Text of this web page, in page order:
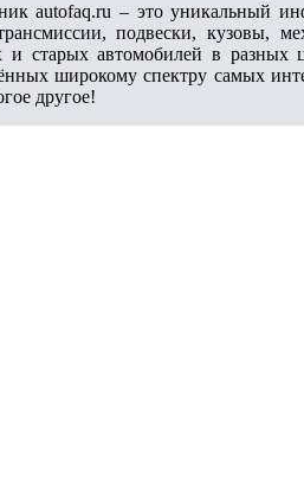
autofaq.ru – это уникальный
подвески, кузовы,
старых автомобилей в разных
широкому спектру самых
другое!